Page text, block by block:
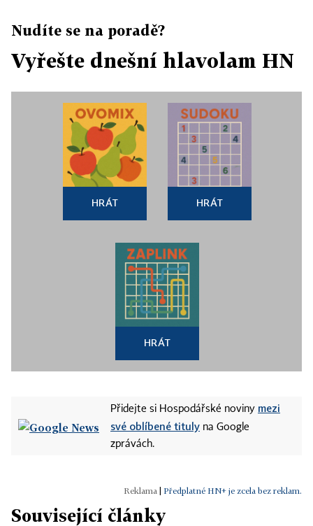
Nudíte se na poradě?
Vyřešte dnešní hlavolam HN
HRÁT HRÁT
HRÁT
Přidejte si Hospodářské noviny mezi
své oblíbené tituly na Google
zprávách.
Předplatné HN+ je zcela bez reklam.
Související články